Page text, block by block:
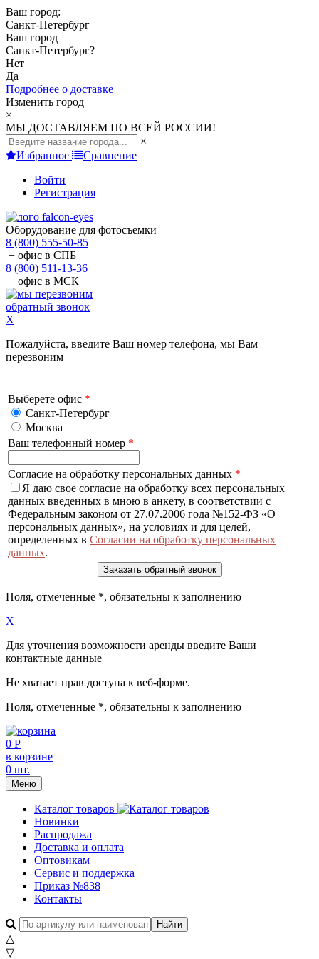
Ваш город:
Санкт-Петербург
Ваш город
Санкт-Петербург?
Нет
Да
Подробнее о доставке
Изменить город
×
МЫ ДОСТАВЛЯЕМ ПО ВСЕЙ РОССИИ!
×
Избранное
Сравнение
Войти
Регистрация
Оборудование для фотосъемки
8 (800) 555-50-85
− офис в СПБ
8 (800) 511-13-36
− офис в МСК
обратный звонок
X
Пожалуйста, введите Ваш номер телефона, мы Вам
перезвоним
Выберете офис *
Санкт-Петербург
Москва
Ваш телефонный номер *
Согласие на обработку персональных данных *
Я даю свое согласие на обработку всех персональных
данных введенных в мною в анкету, в соответствии с
Федеральным законом от 27.07.2006 года №152-ФЗ «О
персональных данных», на условиях и для целей,
определенных в Согласии на обработку персональных
данных.
Поля, отмеченные *, обязательны к заполнению
X
Для уточнения возможности аренды введите Ваши
контактные данные
Не хватает прав доступа к веб-форме.
Поля, отмеченные *, обязательны к заполнению
0 Р
в корзине
0 шт.
Меню
Каталог товаров
Новинки
Распродажа
Доставка и оплата
Оптовикам
Сервис и поддержка
Приказ №838
Контакты
△
▽